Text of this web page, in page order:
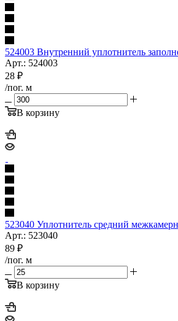
524003 Внутренний уплотнитель
Арт.: 524003
28 ₽
/пог. м
В корзину
523040 Уплотнитель средний
Арт.: 523040
89 ₽
/пог. м
В корзину